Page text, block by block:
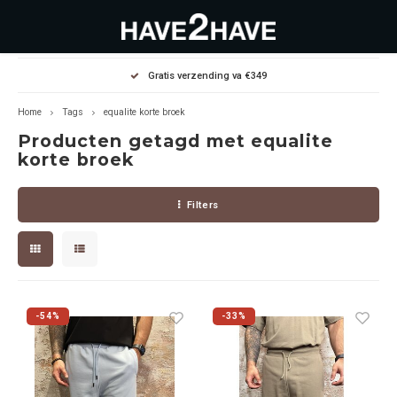
Hoofdmenu / dames
Jassen Diverse
Winterjassen
Jeans
T-shirts
Accessoires
Hoofdmenu / heren
Hoodies
Sweaters
Jeans
Joggers
Pullovers
Hoofdmenu / outlet deals
Diverse
Heren
Dames
Gratis verzending va €349
Home Tags equalite korte broek
Producten getagd met equalite
korte broek
Filters
-54% -33%